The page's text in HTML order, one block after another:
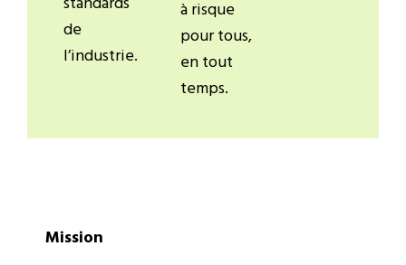
de
l’industrie.
à risque
pour tous,
en tout
temps.
Mission